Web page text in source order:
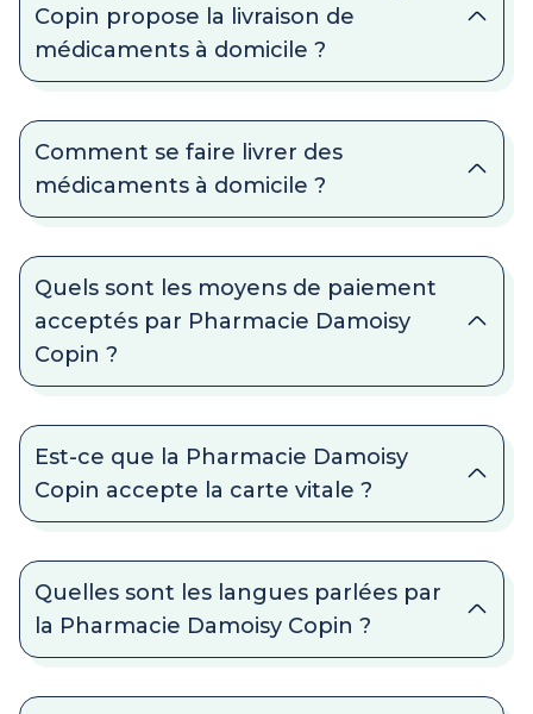
Copin propose la livraison de
médicaments à domicile ?
Comment se faire livrer des
médicaments à domicile ?
Quels sont les moyens de paiement
acceptés par Pharmacie Damoisy
Copin ?
Est-ce que la Pharmacie Damoisy
Copin accepte la carte vitale ?
Quelles sont les langues parlées par
la Pharmacie Damoisy Copin ?